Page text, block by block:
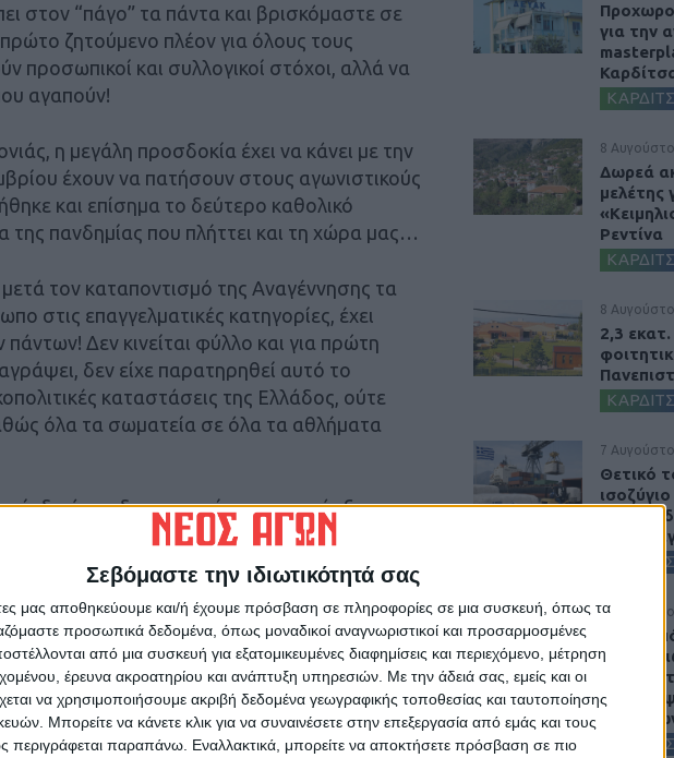
Σεβόμαστε την ιδιωτικότητά σας
μας αποθηκεύουμε και/ή έχουμε πρόσβαση σε πληροφορίες σε μια συσκευή, όπως τα
προσωπικά δεδομένα, όπως μοναδικοί αναγνωριστικοί και προσαρμοσμένες
από μια συσκευή για εξατομικευμένες διαφημίσεις και περιεχόμενο, μέτρηση
έρευνα ακροατηρίου και ανάπτυξη υπηρεσιών. Με την άδειά σας, εμείς και οι
να χρησιμοποιήσουμε ακριβή δεδομένα γεωγραφικής τοποθεσίας και ταυτοποίησης
Μπορείτε να κάνετε κλικ για να συναινέσετε στην επεξεργασία από εμάς και τους
περιγράφεται παραπάνω. Εναλλακτικά, μπορείτε να αποκτήσετε πρόσβαση σε πιο
στον “πάγο” τα πάντα και βρισκόμαστε σε
ζητούμενο πλέον για όλους τους
προσωπικοί και συλλογικοί στόχοι, αλλά να
αγαπούν!
η μεγάλη προσδοκία έχει να κάνει με την
έχουν να πατήσουν στους αγωνιστικούς
και επίσημα το δεύτερο καθολικό
πανδημίας που πλήττει και τη χώρα μας…
τον καταποντισμό της Αναγέννησης τα
στις επαγγελματικές κατηγορίες, έχει
Δεν κινείται φύλλο και για πρώτη
δεν είχε παρατηρηθεί αυτό το
καταστάσεις της Ελλάδος, ούτε
όλα τα σωματεία σε όλα τα αθλήματα
όπου δεν μπορούν να συνυπάρξουν και
ότι έχουν ήδη χάσει την αγωνιστική
διακοπής! Αυτό όμως, στην προκειμένη
καθώς προκύπτουν άλλα πολύ μεγαλύτερα
για πάρα πολλούς που ανήκουν κυρίως
είναι μια ερασιτεχνική κατηγορία, αλλά
γυμναστές αθλητές κλπ), ζουν μέσα απ’
για την
8
Δωρεά
μελέτης
Ρεντίνα
8
2,3
7
Θετικό
την
στις
7
Μετά
του ιού
στην